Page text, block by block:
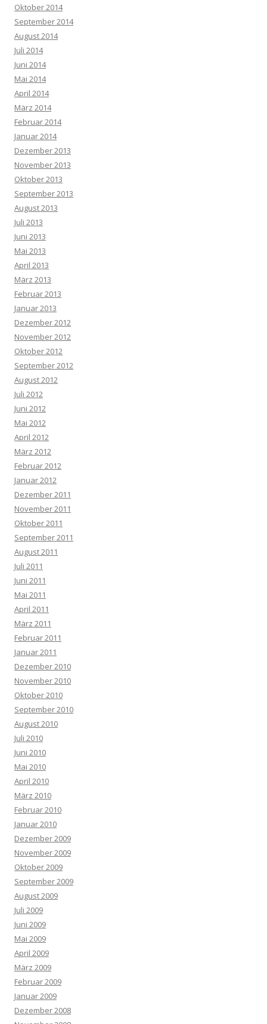
Oktober 2014
September 2014
August 2014
Juli 2014
Juni 2014
Mai 2014
April 2014
März 2014
Februar 2014
Januar 2014
Dezember 2013
November 2013
Oktober 2013
September 2013
August 2013
Juli 2013
Juni 2013
Mai 2013
April 2013
März 2013
Februar 2013
Januar 2013
Dezember 2012
November 2012
Oktober 2012
September 2012
August 2012
Juli 2012
Juni 2012
Mai 2012
April 2012
März 2012
Februar 2012
Januar 2012
Dezember 2011
November 2011
Oktober 2011
September 2011
August 2011
Juli 2011
Juni 2011
Mai 2011
April 2011
März 2011
Februar 2011
Januar 2011
Dezember 2010
November 2010
Oktober 2010
September 2010
August 2010
Juli 2010
Juni 2010
Mai 2010
April 2010
März 2010
Februar 2010
Januar 2010
Dezember 2009
November 2009
Oktober 2009
September 2009
August 2009
Juli 2009
Juni 2009
Mai 2009
April 2009
März 2009
Februar 2009
Januar 2009
Dezember 2008